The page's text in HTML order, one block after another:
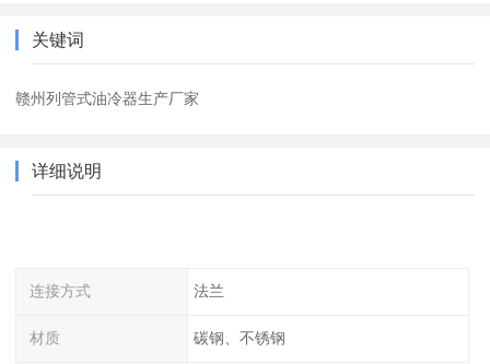
关键词
赣州列管式油冷器生产厂家
详细说明
连接方式 法兰
材质 碳钢、不锈钢